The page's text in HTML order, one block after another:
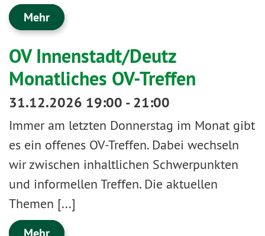
Mehr
OV Innenstadt/Deutz
Monatliches OV-Treffen
31.12.2026 19:00 - 21:00
Immer am letzten Donnerstag im Monat gibt
es ein offenes OV-Treffen. Dabei wechseln
wir zwischen inhaltlichen Schwerpunkten
und informellen Treffen. Die aktuellen
Themen [...]